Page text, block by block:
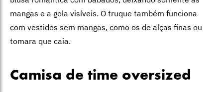
mangas e a gola visíveis. O truque também funciona
com vestidos sem mangas, como os de alças finas ou
tomara que caia.
Camisa de time oversized